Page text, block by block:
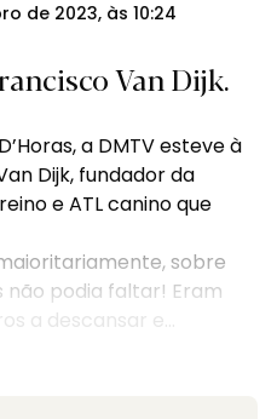
de 2023, às 10:24
Van Dijk.
a DMTV esteve à
Dijk, fundador da
e ATL canino que
sobre
não podia faltar! Eram
a descansar e...